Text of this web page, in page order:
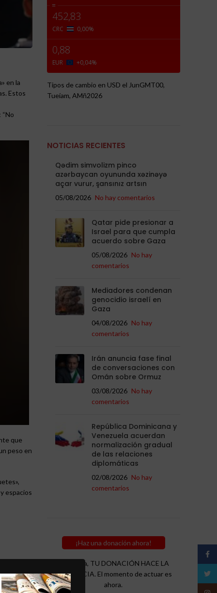
en la
Estos
“No
que
peso en
espacios
=
452,83
CRC 0,00%
0,88
EUR +0,04%
Tipos de cambio en USD el JunGMT00,
Tueíam, AMñ2026
NOTICIAS RECIENTES
Qədim simvolizm pinco
azərbaycan oyununda xəzinəyə
açar vurur, şansınız artsın
05/08/2026 No hay comentarios
Qatar pide presionar a
Israel para que cumpla
acuerdo sobre Gaza
05/08/2026 No hay
comentarios
Mediadores condenan
genocidio israelí en
Gaza
04/08/2026 No hay
comentarios
Irán anuncia fase final
de conversaciones con
Omán sobre Ormuz
03/08/2026 No hay
comentarios
República Dominicana y
Venezuela acuerdan
normalización gradual
de las relaciones
diplomáticas
02/08/2026 No hay
comentarios
¡Haz una donación ahora!
Recuerda, TU DONACIÓN HACE LA
DIFERENCIA. El momento de actuar es
ahora.